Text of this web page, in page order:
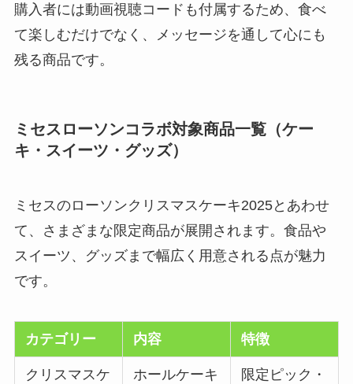
購入者には動画視聴コードも付属するため、食べ
て楽しむだけでなく、メッセージを通して心にも
残る商品です。
ミセスローソンコラボ対象商品一覧（ケー
キ・スイーツ・グッズ）
ミセスのローソンクリスマスケーキ2025とあわせ
て、さまざまな限定商品が展開されます。食品や
スイーツ、グッズまで幅広く用意される点が魅力
です。
カテゴリー 内容 特徴
クリスマスケ
ホールケーキ
限定ピック・